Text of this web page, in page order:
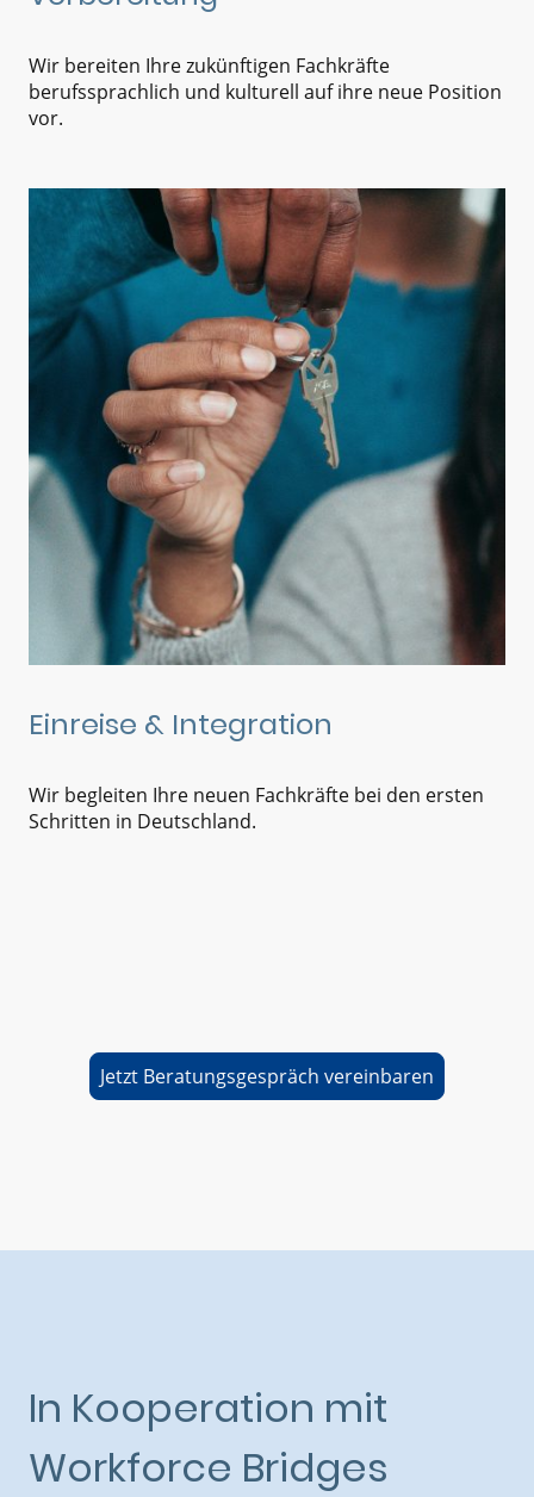
Wir bereiten Ihre zukünftigen Fachkräfte
berufssprachlich und kulturell auf ihre neue Position
vor.
Einreise & Integration
Wir begleiten Ihre neuen Fachkräfte bei den ersten
Schritten in Deutschland.
Jetzt Beratungsgespräch vereinbaren
In Kooperation mit
Workforce Bridges